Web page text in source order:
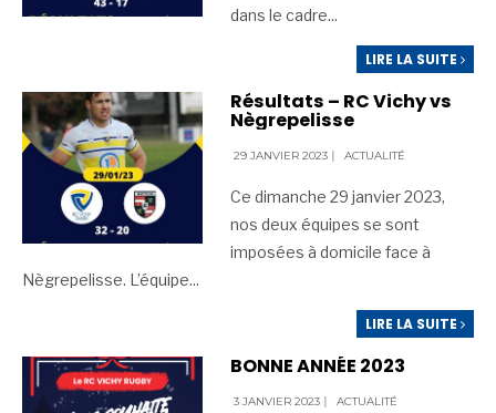
dans le cadre...
LIRE LA SUITE
Résultats – RC Vichy vs
Nègrepelisse
29 JANVIER 2023 ACTUALITÉ
Ce dimanche 29 janvier 2023,
nos deux équipes se sont
imposées à domicile face à
Nègrepelisse. L’équipe...
LIRE LA SUITE
BONNE ANNÉE 2023
3 JANVIER 2023 ACTUALITÉ